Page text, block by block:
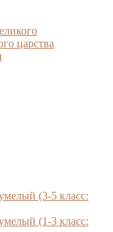
царства
(3-5 класс:
(1-3 класс: